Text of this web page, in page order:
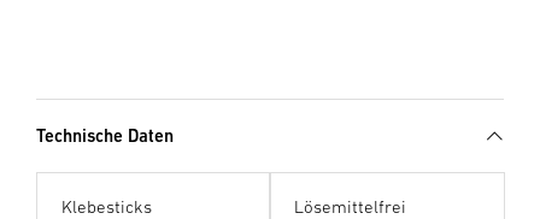
Technische Daten
Klebesticks Lösemittelfrei